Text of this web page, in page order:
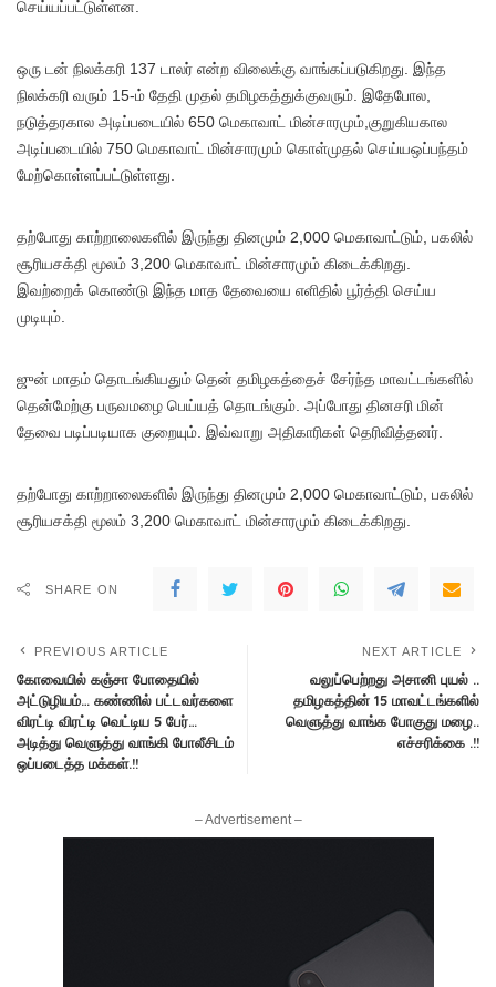
செய்யப்பட்டுள்ளன.
ஒரு டன் நிலக்கரி 137 டாலர் என்ற விலைக்கு வாங்கப்படுகிறது. இந்த
நிலக்கரி வரும் 15-ம் தேதி முதல் தமிழகத்துக்குவரும். இதேபோல,
நடுத்தரகால அடிப்படையில் 650 மெகாவாட் மின்சாரமும்,குறுகியகால
அடிப்படையில் 750 மெகாவாட் மின்சாரமும் கொள்முதல் செய்யஒப்பந்தம்
மேற்கொள்ளப்பட்டுள்ளது.
தற்போது காற்றாலைகளில் இருந்து தினமும் 2,000 மெகாவாட்டும், பகலில்
சூரியசக்தி மூலம் 3,200 மெகாவாட் மின்சாரமும் கிடைக்கிறது.
இவற்றைக் கொண்டு இந்த மாத தேவையை எளிதில் பூர்த்தி செய்ய
முடியும்.
ஜுன் மாதம் தொடங்கியதும் தென் தமிழகத்தைச் சேர்ந்த மாவட்டங்களில்
தென்மேற்கு பருவமழை பெய்யத் தொடங்கும். அப்போது தினசரி மின்
தேவை படிப்படியாக குறையும். இவ்வாறு அதிகாரிகள் தெரிவித்தனர்.
தற்போது காற்றாலைகளில் இருந்து தினமும் 2,000 மெகாவாட்டும், பகலில்
சூரியசக்தி மூலம் 3,200 மெகாவாட் மின்சாரமும் கிடைக்கிறது.
SHARE ON
PREVIOUS ARTICLE
கோவையில் கஞ்சா போதையில்
அட்டுழியம்… கண்ணில் பட்டவர்களை
விரட்டி விரட்டி வெட்டிய 5 பேர்…
அடித்து வெளுத்து வாங்கி போலீசிடம்
ஒப்படைத்த மக்கள்.!!
NEXT ARTICLE
வலுப்பெற்றது அசானி புயல் ..
தமிழகத்தின் 15 மாவட்டங்களில்
வெளுத்து வாங்க போகுது மழை..
எச்சரிக்கை .!!
– Advertisement –